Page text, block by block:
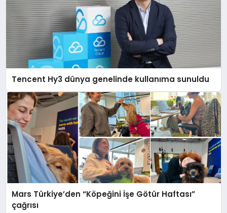
Tencent Hy3 dünya genelinde kullanıma sunuldu
Mars Türkiye’den “Köpeğini İşe Götür Haftası”
çağrısı